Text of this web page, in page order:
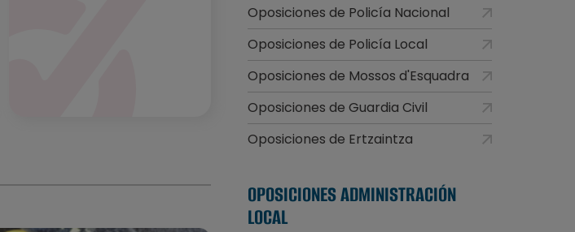
Oposiciones de Policía Nacional
Oposiciones de Policía Local
Oposiciones de Mossos d'Esquadra
Oposiciones de Guardia Civil
Oposiciones de Ertzaintza
OPOSICIONES ADMINISTRACIÓN
LOCAL